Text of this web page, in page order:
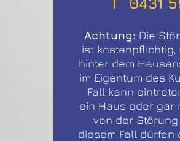
Achtung: Die
ist kostenpflichtig,
hinter dem
im Eigentum des
Fall kann
ein Haus oder gar
von der
diesem Fall dürfen